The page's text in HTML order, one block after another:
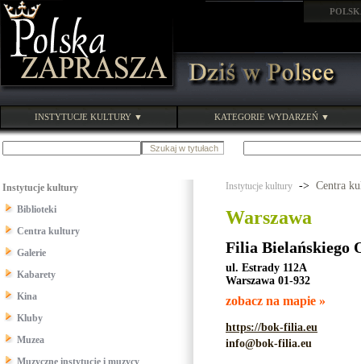
INSTYTUCJE KULTURY ▼ KATEGORIE WYDARZEŃ ▼
Instytucje kultury
Biblioteki
Centra kultury
Galerie
Kabarety
Kina
Kluby
Muzea
Muzyczne instytucje i muzycy
Instytucje kultury -> Centra
Warszawa
Filia Bielańskiego
ul. Estrady 112A
Warszawa 01-932
zobacz na mapie »
https://bok-filia.eu
info@bok-filia.eu